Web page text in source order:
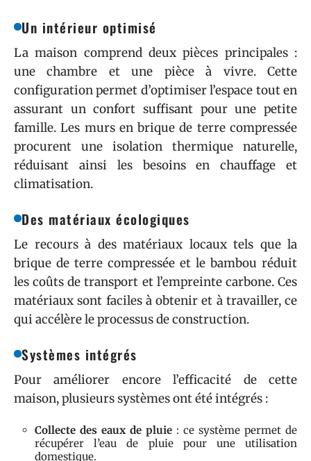
Un intérieur optimisé
La maison comprend deux pièces principales :
une chambre et une pièce à vivre. Cette
configuration permet d’optimiser l’espace tout en
assurant un confort suffisant pour une petite
famille. Les murs en brique de terre compressée
procurent une isolation thermique naturelle,
réduisant ainsi les besoins en chauffage et
climatisation.
Des matériaux écologiques
Le recours à des matériaux locaux tels que la
brique de terre compressée et le bambou réduit
les coûts de transport et l’empreinte carbone. Ces
matériaux sont faciles à obtenir et à travailler, ce
qui accélère le processus de construction.
Systèmes intégrés
Pour améliorer encore l’efficacité de cette
maison, plusieurs systèmes ont été intégrés :
Collecte des eaux de pluie : ce système permet de
récupérer l’eau de pluie pour une utilisation
domestique.